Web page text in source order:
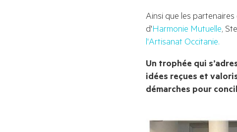
Ainsi que les
d'Harmonie Mutuelle,
l'Artisanat Occitanie.
Un trophée qui
idées reçues et
démarches pour